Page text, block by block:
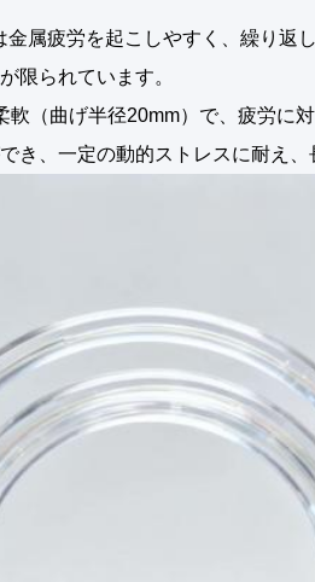
金属疲労を起こしやすく、繰り返
限られています。
軟（曲げ半径20mm）で、疲労に
き、一定の動的ストレスに耐え、